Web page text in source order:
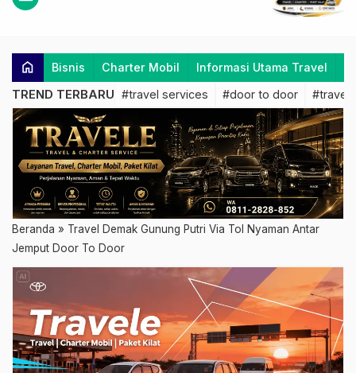
home Bisnis Charter Mobil Informasi Utama Travel
TREND TERBARU #travel services #door to door #travel
Beranda » Travel Demak Gunung Putri Via Tol Nyaman Antar
Jemput Door To Door